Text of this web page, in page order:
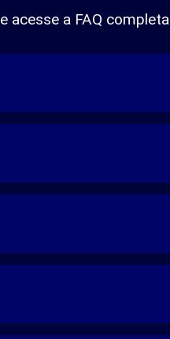
e acesse a FAQ completa